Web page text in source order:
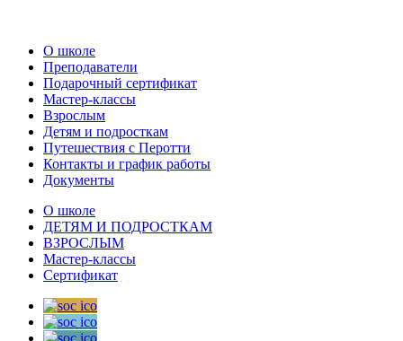
О школе
Преподаватели
Подарочный сертификат
Мастер-классы
Взрослым
Детям и подросткам
Путешествия с Перотти
Контакты и график работы
Документы
О школе
ДЕТЯМ И ПОДРОСТКАМ
ВЗРОСЛЫМ
Мастер-классы
Сертификат